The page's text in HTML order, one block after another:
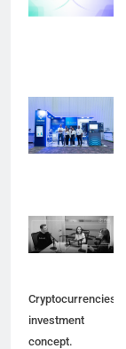
Cryptocurrencies
investment
concept.